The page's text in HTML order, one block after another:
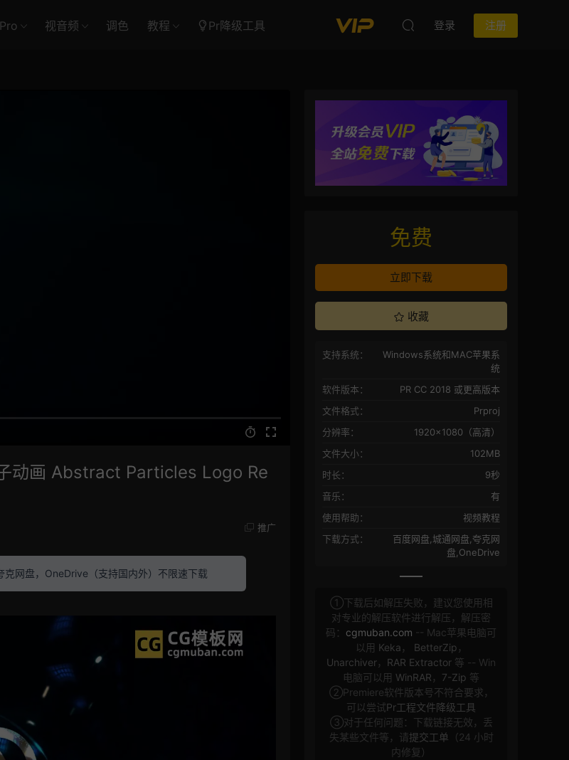
视音频 调色 教程 Pr降级工具 登录 注册
动画 Abstract Particles Logo Re
推广
网盘，OneDrive（支持国内外）不限速下载
免费
立即下载
收藏
支持系统：
Windows系统和MAC苹果系
统
软件版本：
PR CC 2018 或更高版本
文件格式：
Prproj
分辨率：
1920×1080（高清）
文件大小：
102MB
时长：
9秒
音乐：
有
使用帮助：
视频教程
下载方式：
百度网盘,城通网盘,夸克网
盘,OneDrive
①下载后如解压失败，建议您使用相
对专业的解压软件进行解压，解压密
码： cgmuban.com -- Mac苹果电脑可
以用 Keka ， BetterZip ，
Unarchiver， RAR Extractor 等 -- Win
电脑可以用 WinRAR ， 7-Zip 等
②Premiere软件版本号不符合要求，
可以尝试Pr工程文件降级工具
③对于任何问题：下载链接无效，丢
失某些文件等，请提交工单 （24 小时
内修复）